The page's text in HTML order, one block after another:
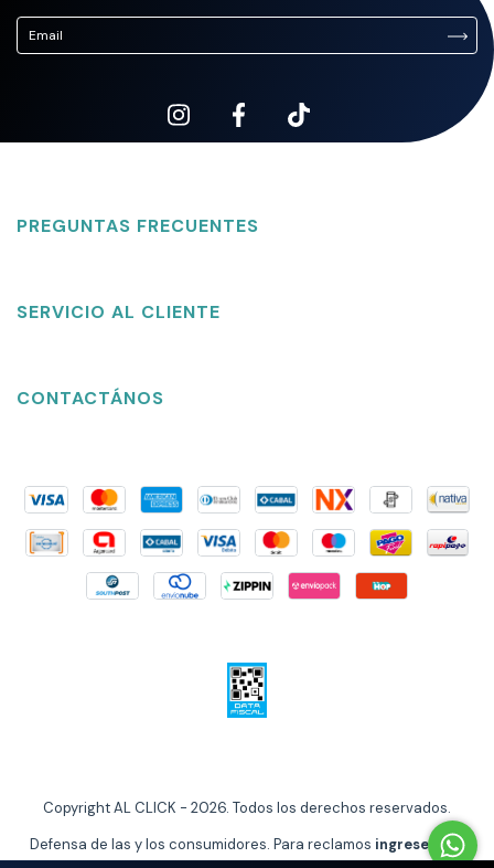
PREGUNTAS FRECUENTES
SERVICIO AL CLIENTE
CONTACTÁNOS
Copyright AL CLICK - 2026. Todos los derechos reservados.
Defensa de las y los consumidores. Para reclamos ingrese aquí